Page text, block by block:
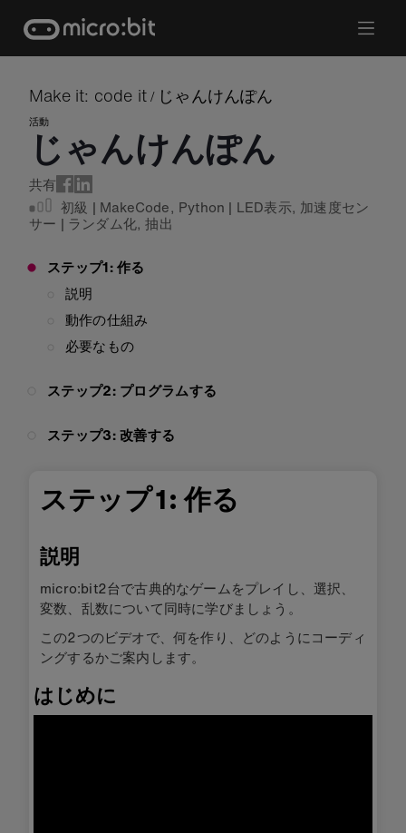
content
Make it: code it / じゃんけんぽん
活動
じゃんけんぽん
共有
初級 | MakeCode, Python | LED表示, 加速度セン
サー | ランダム化,抽出
ステップ1: 作る
説明
動作の仕組み
必要なもの
ステップ2: プログラムする
ステップ3: 改善する
ステップ1: 作る
説明
micro:bit2台で古典的なゲームをプレイし、選択、
変数、乱数について同時に学びましょう。
この2つのビデオで、何を作り、どのようにコーディ
ングするかご案内します。
はじめに